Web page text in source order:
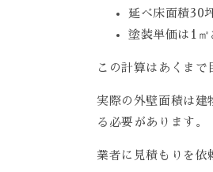
延べ床面積30
塗装単価は1㎡
この計算はあくまで
実際の外壁面積は建
る必要があります。
業者に見積もりを依